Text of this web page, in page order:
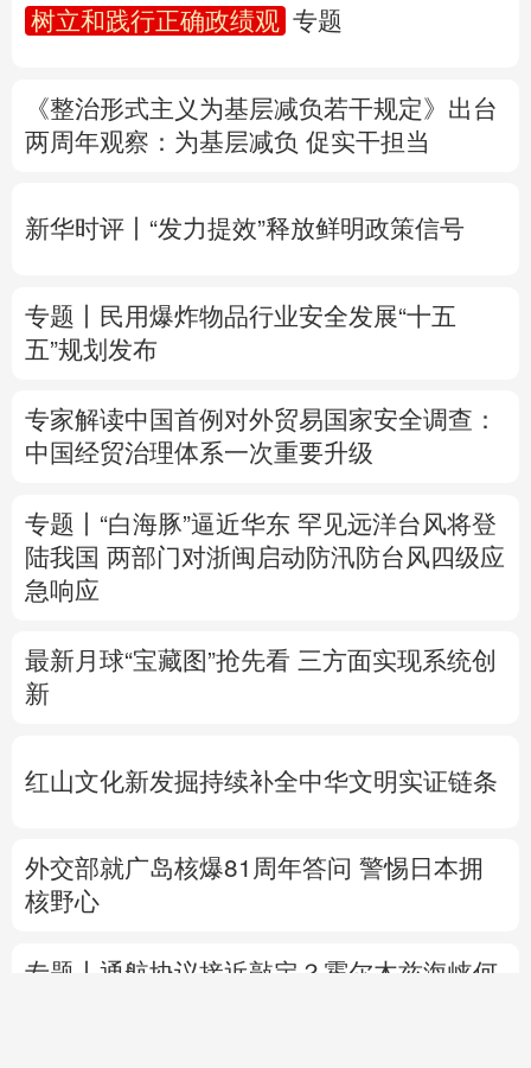
English Español Français عربى
Deutsch Português
树立和践行正确政绩观 专题
《整治形式主义为基层减负若干规定》出台
两周年观察 ：为基层减负 促实干担当
新华时评丨“发力提效”释放鲜明政策信号
专题丨
民用爆炸物品行业安全发展“十五
五”规划发布
专家解读中国首例对外贸易国家安全调查：
中国经贸治理体系一次重要升级
专题丨 “白海豚”逼近华东 罕见远洋台风将登
陆我国 两部门对浙闽启动防汛防台风四级应
急响应
最新月球“宝藏图”抢先看 三方面实现系统创
新
红山文化新发掘持续补全中华文明实证链条
外交部就广岛核爆81周年答问 警惕日本拥
核野心
专题丨 通航协议接近敲定？霍尔木兹海峡何